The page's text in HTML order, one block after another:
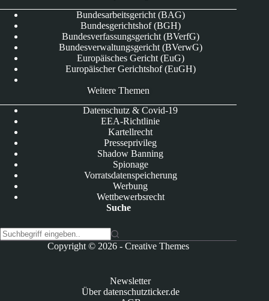
Bundesarbeitsgericht (BAG)
Bundesgerichtshof (BGH)
Bundesverfassungsgericht (BVerfG)
Bundesverwaltungsgericht (BVerwG)
Europäisches Gericht (EuG)
Europäischer Gerichtshof (EuGH)
Weitere Themen
Datenschutz & Covid-19
EEA-Richtlinie
Kartellrecht
Presseprivileg
Shadow Banning
Spionage
Vorratsdatenspeicherung
Werbung
Wettbewerbsrecht
Suche
Copyright © 2026 -Creative Themes
Newsletter
Über datenschutzticker.de